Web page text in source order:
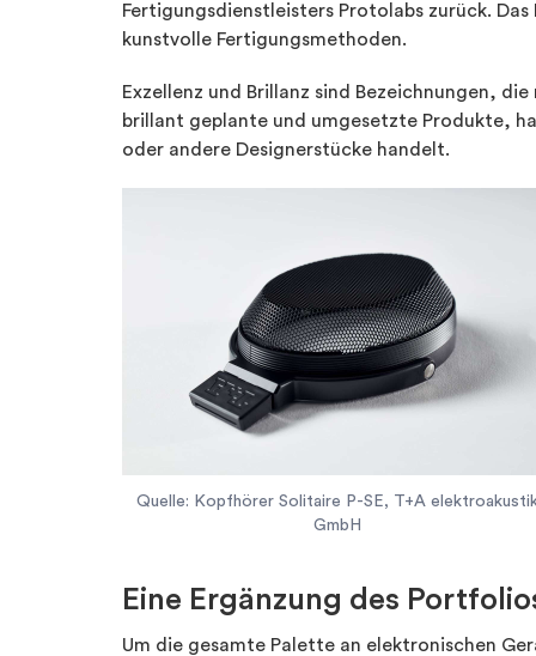
Fertigungsdienstleisters Protolabs zurück.
kunstvolle Fertigungsmethoden.
Exzellenz und Brillanz sind Bezeichnungen,
brillant geplante und umgesetzte Produkte,
oder andere Designerstücke handelt.
Quelle: Kopfhörer Solitaire P-SE, T+A
GmbH
Eine Ergänzung des
Um die gesamte Palette an elektronischen